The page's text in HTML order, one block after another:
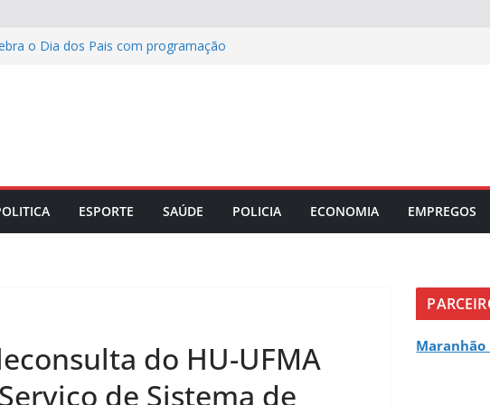
o Dia dos Pais com programação
de Saúde e especialista em
os desafios da medicina social
das telonas a municípios de Minas
ESPORTE SAÚDE POLICIA ECONOMIA EMPREGOS
do HU-UFMA
de Sistema de
Maranhão